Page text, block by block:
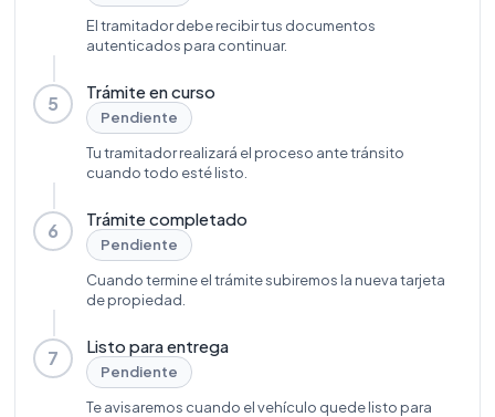
El tramitador debe recibir tus documentos
autenticados para continuar.
5
Trámite en curso
Pendiente
Tu tramitador realizará el proceso ante tránsito
cuando todo esté listo.
6
Trámite completado
Pendiente
Cuando termine el trámite subiremos la nueva tarjeta
de propiedad.
7
Listo para entrega
Pendiente
Te avisaremos cuando el vehículo quede listo para